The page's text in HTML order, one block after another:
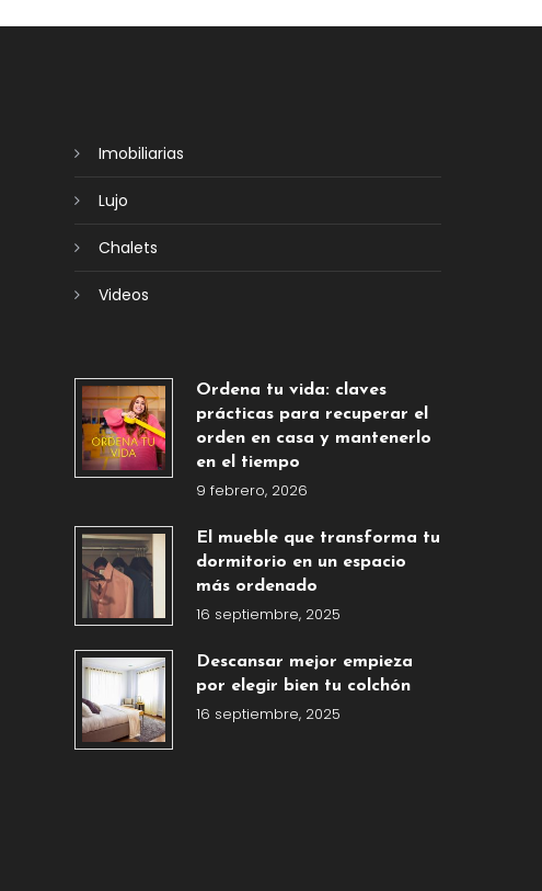
Imobiliarias
Lujo
Chalets
Videos
Ordena tu vida: claves
prácticas para recuperar el
orden en casa y mantenerlo
en el tiempo
9 febrero, 2026
El mueble que transforma tu
dormitorio en un espacio
más ordenado
16 septiembre, 2025
Descansar mejor empieza
por elegir bien tu colchón
16 septiembre, 2025